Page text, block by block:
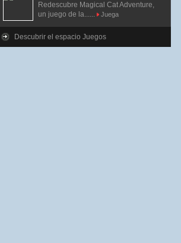
Redescubre Magical Cat Adventure,
un juego de la......
Juega
Descubrir el espacio Juegos